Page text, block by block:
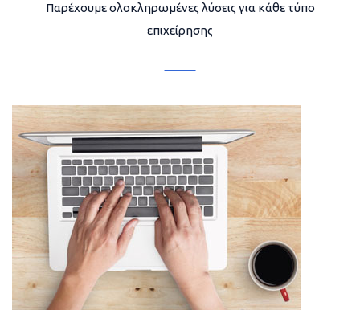
Παρέχουμε ολοκληρωμένες λύσεις για κάθε τύπο
επιχείρησης